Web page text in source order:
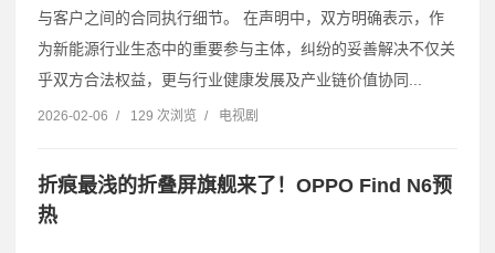
与客户之间的合同执行细节。 在声明中，双方明确表示，作
为新能源行业生态中的重要参与主体，纠纷的妥善解决不仅关
乎双方合法权益，更与行业健康发展及产业链价值协同...
2026-02-06 / 129 次浏览 / 电视剧
折痕最浅的折叠屏旗舰来了！OPPO Find N6预
热